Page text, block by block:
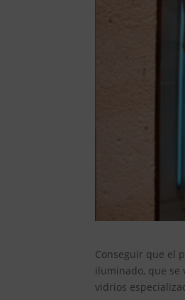
Conseguir que el
iluminado, que se
vidrios